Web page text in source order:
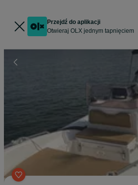
Przejdź do aplikacji
Otwieraj OLX jednym tapnięciem